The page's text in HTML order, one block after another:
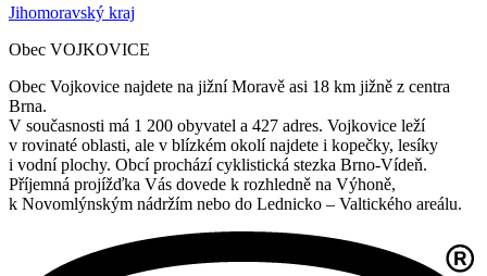
Jihomoravský kraj
Obec VOJKOVICE
Obec Vojkovice najdete na jižní Moravě asi 18 km jižně z centra
Brna.
V současnosti má 1 200 obyvatel a 427 adres. Vojkovice leží
v rovinaté oblasti, ale v blízkém okolí najdete i kopečky, lesíky
i vodní plochy. Obcí prochází cyklistická stezka Brno-Vídeň.
Příjemná projížďka Vás dovede k rozhledně na Výhoně,
k Novomlýnským nádržím nebo do Lednicko – Valtického areálu.